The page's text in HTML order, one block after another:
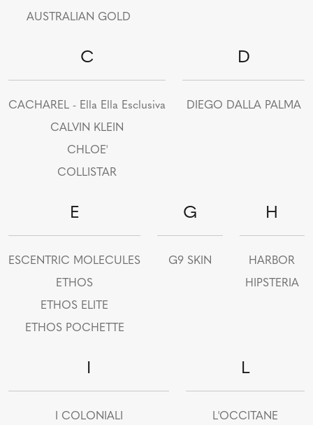
AUSTRALIAN GOLD
C
CACHAREL - Ella Ella Esclusiva
CALVIN KLEIN
CHLOE'
COLLISTAR
D
DIEGO DALLA PALMA
E
ESCENTRIC MOLECULES
ETHOS
ETHOS ELITE
ETHOS POCHETTE
G
G9 SKIN
H
HARBOR
HIPSTERIA
I
I COLONIALI
L
L'OCCITANE